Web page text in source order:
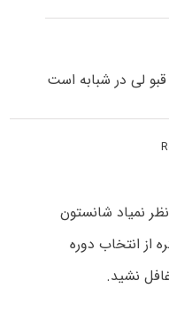
نمیاد شانستون
از انتخاب دوره
نشید.